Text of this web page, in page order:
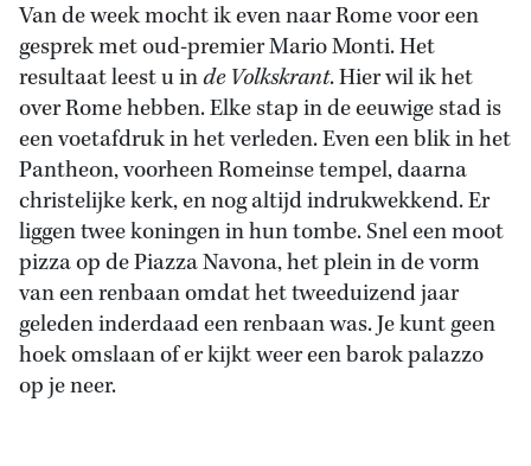
Zoek
Van de week mocht ik even naar Rome voor een
gesprek met oud-premier Mario Monti. Het
resultaat leest u inde Volkskrant. Hier wil ik het
over Rome hebben. Elke stap in de eeuwige stad is
een voetafdruk in het verleden. Even een blik in het
Pantheon, voorheen Romeinse tempel, daarna
christelijke kerk, en nog altijd indrukwekkend. Er
liggen twee koningen in hun tombe. Snel een moot
pizza op de Piazza Navona, het plein in de vorm
van een renbaan omdat het tweeduizend jaar
geleden inderdaad een renbaan was. Je kunt geen
hoek omslaan of er kijkt weer een barok palazzo
op je neer.